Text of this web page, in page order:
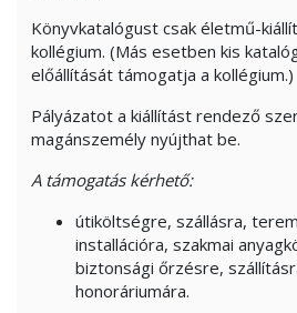
Könyvkatalógust csak életmű-
kollégium. (Más esetben kis
előállítását támogatja a kollégium.)
Pályázatot a kiállítást rendező
magánszemély nyújthat be.
A támogatás kérhető:
útiköltségre, szállásra,
installációra, szakmai
biztonsági őrzésre,
honoráriumára.